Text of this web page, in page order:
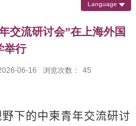
Language
交流研讨会”在上海外国
举行
06-16 浏览次数： 45
下的中柬青年交流研讨